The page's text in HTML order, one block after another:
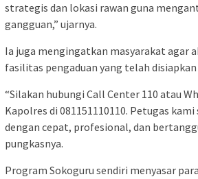
strategis dan lokasi rawan guna
gangguan,” ujarnya.
Ia juga mengingatkan masyarakat agar
fasilitas pengaduan yang telah
“Silakan hubungi Call Center 110 atau
Kapolres di 081151110110. Petugas
dengan cepat, profesional, dan
pungkasnya.
Program Sokoguru sendiri menyasar